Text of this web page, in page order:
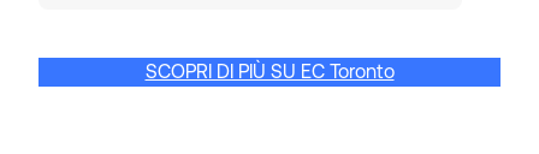
SCOPRI DI PIÙ SU EC ​​Toronto